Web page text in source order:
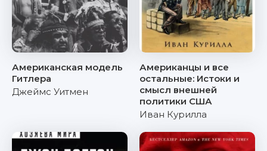
Американская модель
Гитлера
Джеймс Уитмен
Американцы и все
остальные: Истоки и
смысл внешней
политики США
Иван Курилла